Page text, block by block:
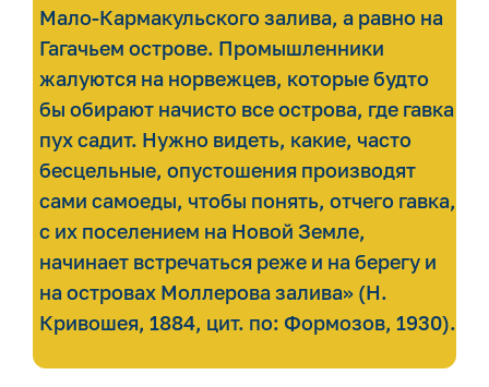
Мало-Кармакульского залива, а равно на
Гагачьем острове. Промышленники
жалуются на норвежцев, которые будто
бы обирают начисто все острова, где гавка
пух садит. Нужно видеть, какие, часто
бесцельные, опустошения производят
сами самоеды, чтобы понять, отчего гавка,
с их поселением на Новой Земле,
начинает встречаться реже и на берегу и
на островах Моллерова залива» (Н.
Кривошея, 1884, цит. по: Формозов, 1930).